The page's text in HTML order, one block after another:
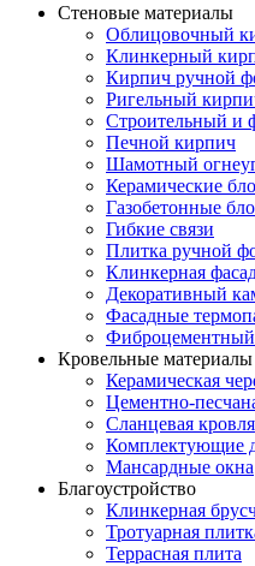
Стеновые материалы
Облицовочный
Клинкерный
Кирпич ручной
Ригельный
Строительный и
Печной кирпич
Шамотный
Керамические
Газобетонные
Гибкие связи
Плитка ручной
Клинкерная
Декоративный
Фасадные
Фиброцементный
Кровельные материалы
Керамическая
Цементно-
Сланцевая кровля
Комплектующие
Мансардные окна
Благоустройство
Клинкерная
Тротуарная
Террасная плита